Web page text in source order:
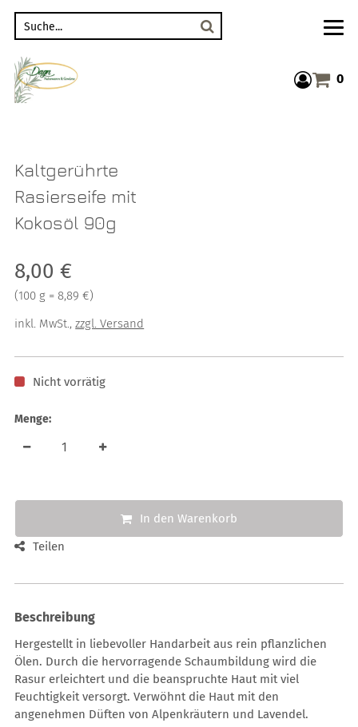
0
Kaltgerührte
Rasierseife mit
Kokosöl 90g
Verkaufspreis: 8,00 €
8,00 €
Preis pro 100 g = 8,89 €
(100 g = 8,89 €)
inkl. MwSt.,zzgl. Versand
Nicht vorrätig
Menge:
In den Warenkorb
Teilen
Beschreibung
Hergestellt in liebevoller Handarbeit aus rein pflanzlichen
Ölen. Durch die hervorragende Schaumbildung wird die
Rasur erleichtert und die beanspruchte Haut mit viel
Feuchtigkeit versorgt. Verwöhnt die Haut mit den
angenehmen Düften von Alpenkräutern und Lavendel.